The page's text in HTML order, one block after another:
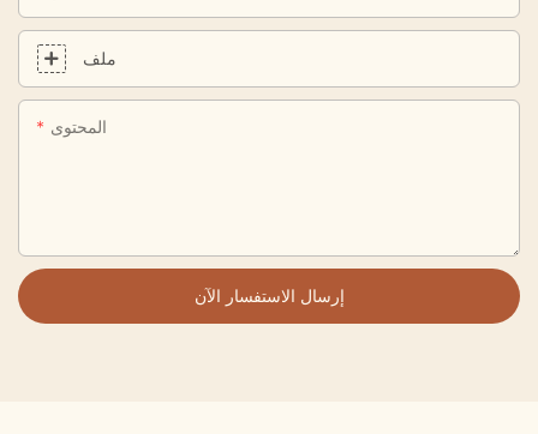
ملف
المحتوى
إرسال الاستفسار الآن